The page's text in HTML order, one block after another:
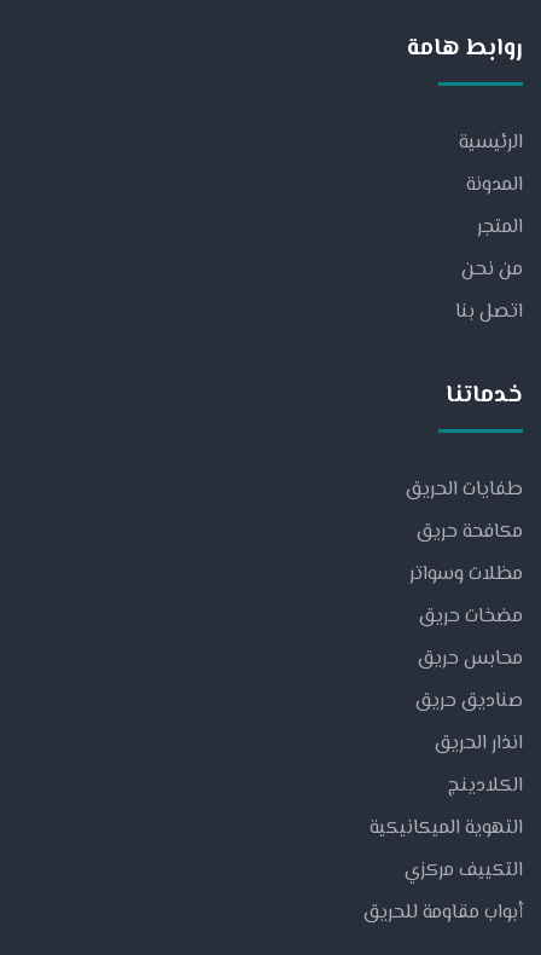
روابط هامة
الرئيسية
المدونة
المتجر
من نحن
اتصل بنا
خدماتنا
طفايات الحريق
مكافحة حريق
مظلات وسواتر
مضخات حريق
محابس حريق
صناديق حريق
انذار الحريق
الكلادينج
التهوية الميكانيكية
التكييف مركزي
أبواب مقاومة للحريق